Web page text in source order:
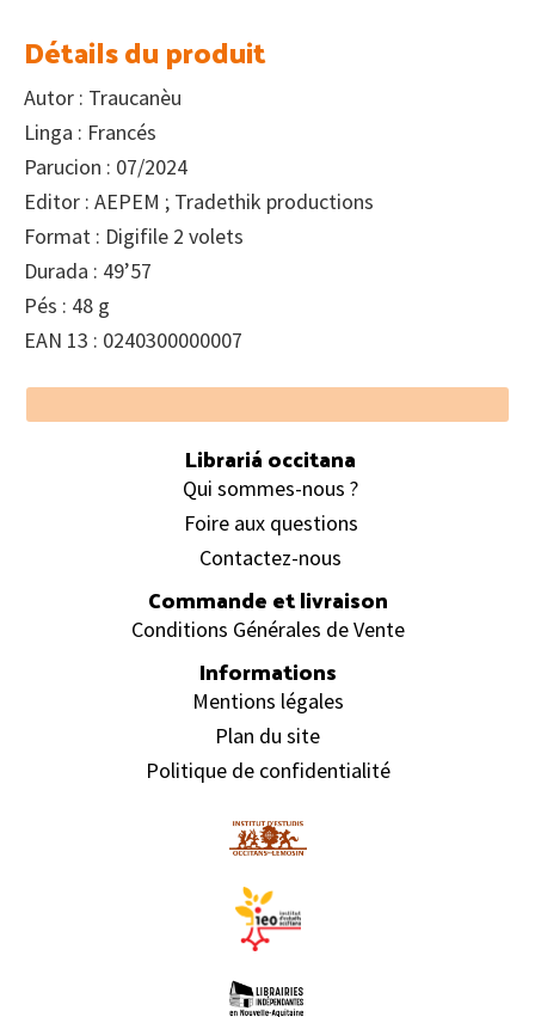
Détails du produit
Autor : Traucanèu
Linga : Francés
Parucion : 07/2024
Editor : AEPEM ; Tradethik productions
Format : Digifile 2 volets
Durada : 49’57
Pés : 48 g
EAN 13 : 0240300000007
Footer
Librariá occitana
Qui sommes-nous ?
Foire aux questions
Contactez-nous
Commande et livraison
Conditions Générales de Vente
Informations
Mentions légales
Plan du site
Politique de confidentialité